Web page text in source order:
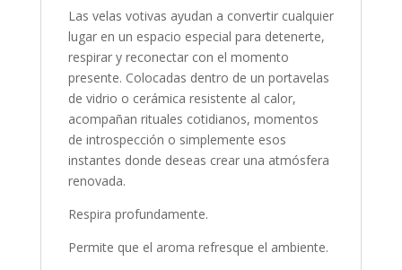
Las velas votivas ayudan a convertir cualquier
lugar en un espacio especial para detenerte,
respirar y reconectar con el momento
presente. Colocadas dentro de un portavelas
de vidrio o cerámica resistente al calor,
acompañan rituales cotidianos, momentos
de introspección o simplemente esos
instantes donde deseas crear una atmósfera
renovada.
Respira profundamente.
Permite que el aroma refresque el ambiente.